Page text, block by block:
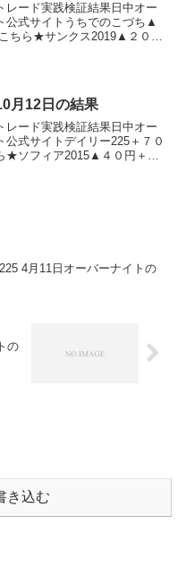
レード実践検証結果日中オー
公式サイトうちでのこづち▲
ちら★サンクス2019▲２０
月12日の結果
レード実践検証結果日中オー
公式サイトデイリー225＋７０
★ソフィア2015▲４０円＋３
4月11日オーバーナイトの
の
き込む